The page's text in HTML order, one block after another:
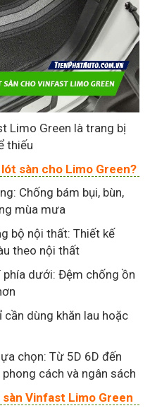
Limo Green là trang bị
thiếu
sàn cho Limo Green?
Chống bám bụi, bùn,
mùa mưa
bộ nội thất: Thiết kế
theo nội thất
dưới: Đệm chống ồn
cần dùng khăn lau hoặc
chọn: Từ 5D 6D đến
cách và ngân sách
Vinfast Limo Green